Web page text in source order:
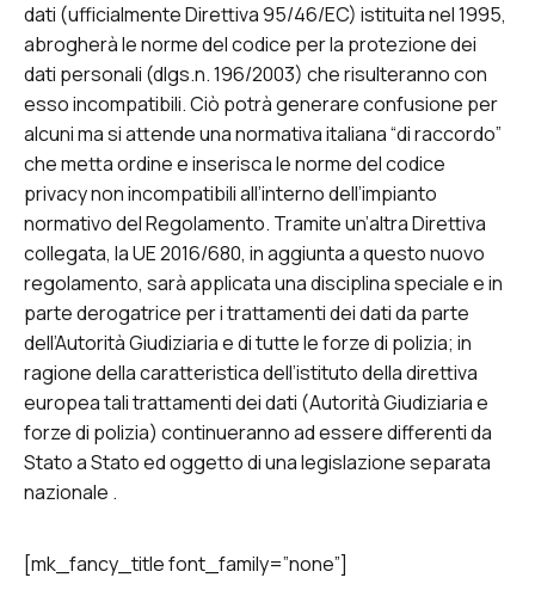
dati (ufficialmente Direttiva 95/46/EC) istituita nel 1995,
abrogherà le norme del codice per la protezione dei
dati personali (dlgs.n. 196/2003) che risulteranno con
esso incompatibili. Ciò potrà generare confusione per
alcuni ma si attende una normativa italiana “di raccordo”
che metta ordine e inserisca le norme del codice
privacy non incompatibili all’interno dell’impianto
normativo del Regolamento. Tramite un’altra Direttiva
collegata, la UE 2016/680, in aggiunta a questo nuovo
regolamento, sarà applicata una disciplina speciale e in
parte derogatrice per i trattamenti dei dati da parte
dell’Autorità Giudiziaria e di tutte le forze di polizia; in
ragione della caratteristica dell’istituto della direttiva
europea tali trattamenti dei dati (Autorità Giudiziaria e
forze di polizia) continueranno ad essere differenti da
Stato a Stato ed oggetto di una legislazione separata
nazionale .
[mk_fancy_title font_family=”none”]